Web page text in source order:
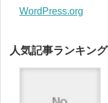
WordPress.org
人気記事ランキング